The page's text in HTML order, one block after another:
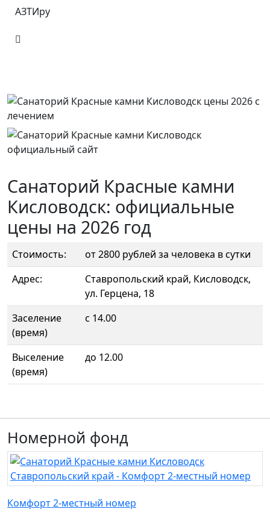
АЗТИру
Санаторий Красные камни
Кисловодск: официальные
цены на 2026 год
Стоимость:
от 2800 рублей за человека в сутки
Адрес:
Ставропольский край, Кисловодск,
ул. Герцена, 18
Заселение
(время)
с 14.00
Выселение
(время)
до 12.00
Номерной фонд
Комфорт 2-местный номер